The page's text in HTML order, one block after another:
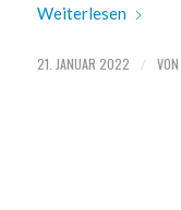
Weiterlesen
21. JANUAR 2022 / VON